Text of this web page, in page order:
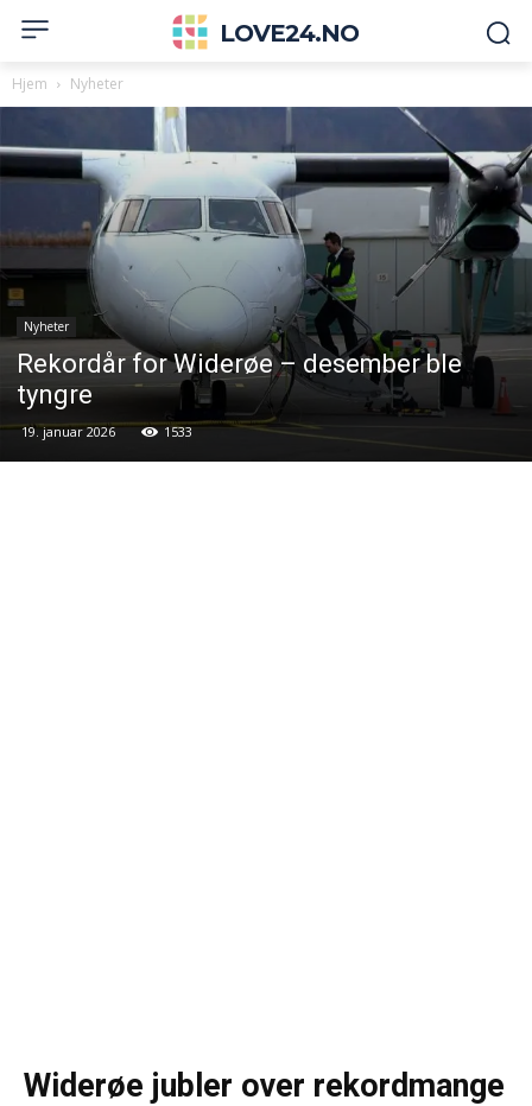
LOVE24.NO
Hjem Nyheter
Nyheter
Rekordår for Widerøe – desember ble
tyngre
19. januar 2026 1533
Widerøe jubler over rekordmange